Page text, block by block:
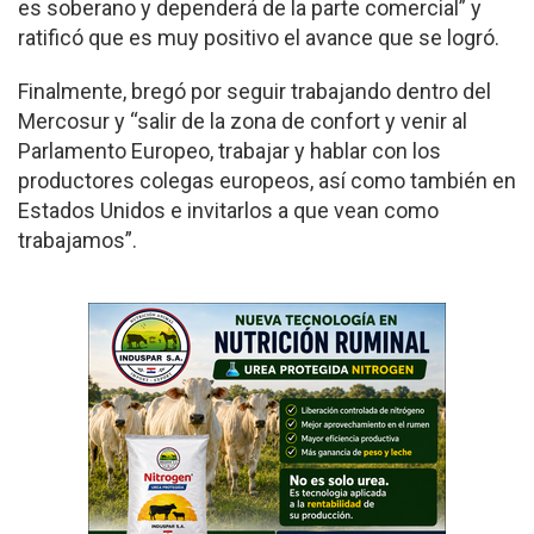
es soberano y dependerá de la parte comercial” y
ratificó que es muy positivo el avance que se logró.
Finalmente, bregó por seguir trabajando dentro del
Mercosur y “salir de la zona de confort y venir al
Parlamento Europeo, trabajar y hablar con los
productores colegas europeos, así como también en
Estados Unidos e invitarlos a que vean como
trabajamos”.